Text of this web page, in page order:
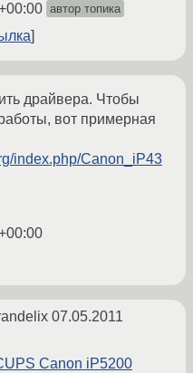
автор топика
драйвера. Чтобы
вот примерная
index.php/Canon_iP43
07.05.2011
Canon iP5200